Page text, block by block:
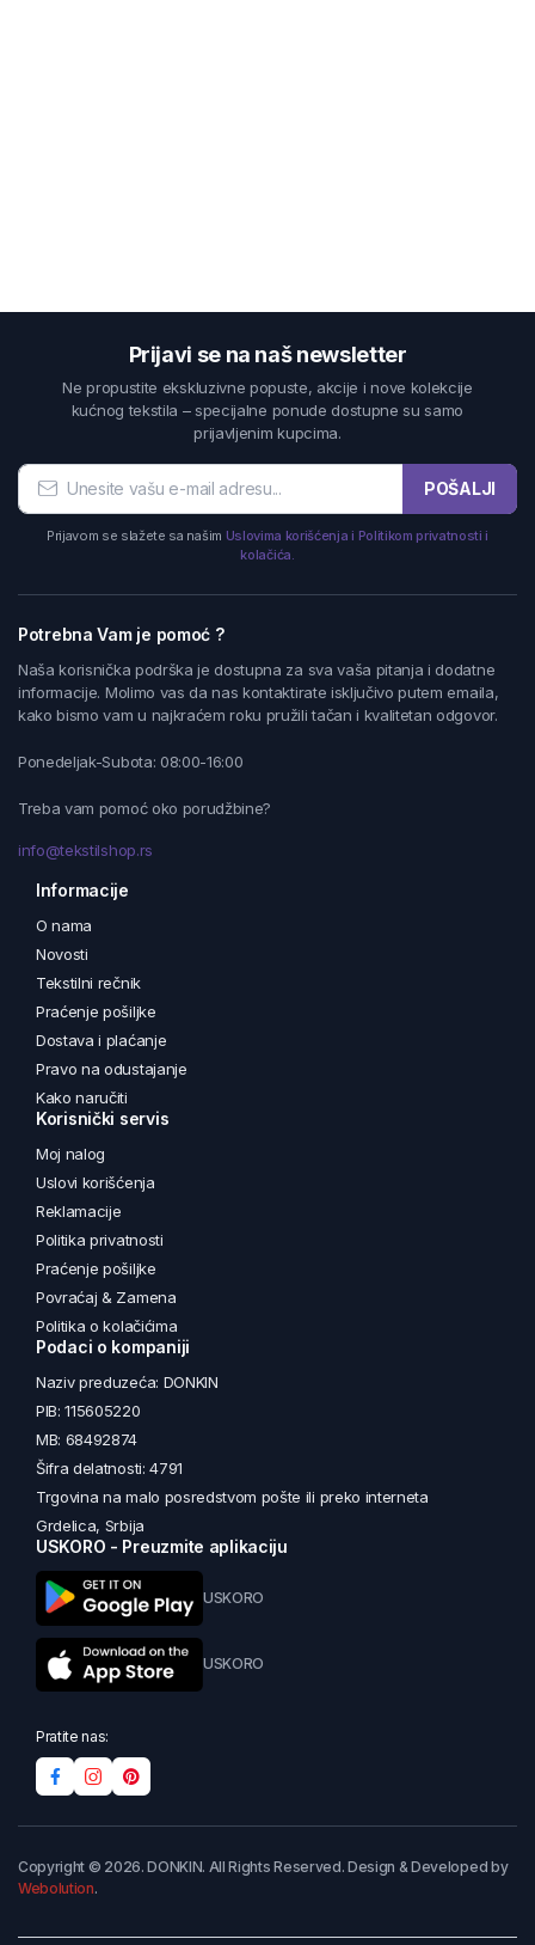
Prijavi se na naš newsletter
Ne propustite ekskluzivne popuste, akcije i nove kolekcije
kućnog tekstila – specijalne ponude dostupne su samo
prijavljenim kupcima.
POŠALJI
Prijavom se slažete sa našim Uslovima korišćenja i Politikom privatnosti i
kolačića.
Potrebna Vam je pomoć ?
Naša korisnička podrška je dostupna za sva vaša pitanja i dodatne
informacije. Molimo vas da nas kontaktirate isključivo putem emaila,
kako bismo vam u najkraćem roku pružili tačan i kvalitetan odgovor.
Ponedeljak-Subota: 08:00-16:00
Treba vam pomoć oko porudžbine?
info@tekstilshop.rs
Informacije
O nama
Novosti
Tekstilni rečnik
Praćenje pošiljke
Dostava i plaćanje
Pravo na odustajanje
Kako naručiti
Korisnički servis
Moj nalog
Uslovi korišćenja
Reklamacije
Politika privatnosti
Praćenje pošiljke
Povraćaj & Zamena
Politika o kolačićima
Podaci o kompaniji
Naziv preduzeća: DONKIN
PIB: 115605220
MB: 68492874
Šifra delatnosti: 4791
Trgovina na malo posredstvom pošte ili preko interneta
Grdelica, Srbija
USKORO - Preuzmite aplikaciju
USKORO
USKORO
Pratite nas:
Copyright © 2026. DONKIN. All Rights Reserved. Design & Developed by
Webolution.